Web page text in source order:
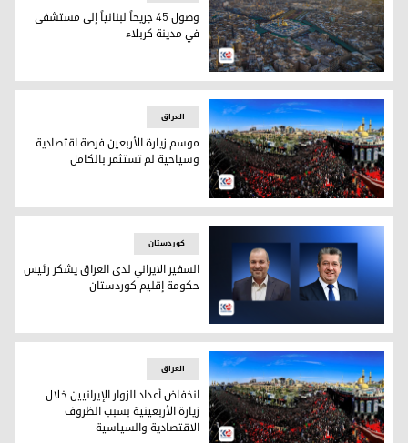
مدينة كربلاء / أرشيف
وصول 45 جريحاً لبنانياً إلى مستشفى
في مدينة كربلاء
موسم زيارة الأربعين فرصة اقتصادية وسياحية لم تستثمر
العراق
موسم زيارة الأربعين فرصة اقتصادية
وسياحية لم تستثمر بالكامل
السفير الايراني لدى العراق يشكر رئيس حكومة إقليم
کوردستان
السفير الايراني لدى العراق يشكر رئيس
حكومة إقليم كوردستان
العراق
انخفاض أعداد الزوار الإيرانيين خلال
زيارة الأربعينية بسبب الظروف
الاقتصادية والسياسية